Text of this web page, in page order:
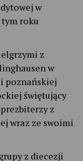
w
roku
z
w
poznańskiej
świętujący
z
wraz ze swoimi
z diecezji